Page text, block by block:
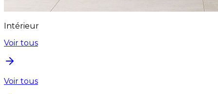
Intérieur
Voir tous
Voir tous